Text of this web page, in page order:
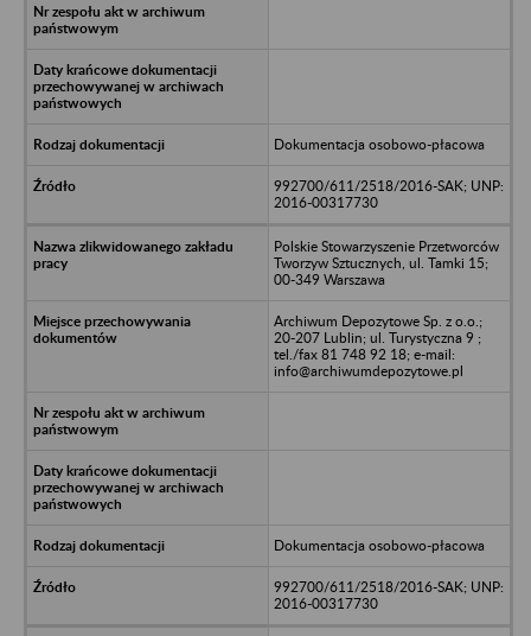
Dokumentacja osobowo-płacowa
992700/611/2518/2016-SAK; UNP:
2016-00317730
Polskie Stowarzyszenie Przetworców
Tworzyw Sztucznych, ul. Tamki 15;
00-349 Warszawa
Archiwum Depozytowe Sp. z o.o.;
20-207 Lublin; ul. Turystyczna 9 ;
tel./fax 81 748 92 18; e-mail:
info@archiwumdepozytowe.pl
Dokumentacja osobowo-płacowa
992700/611/2518/2016-SAK; UNP:
2016-00317730